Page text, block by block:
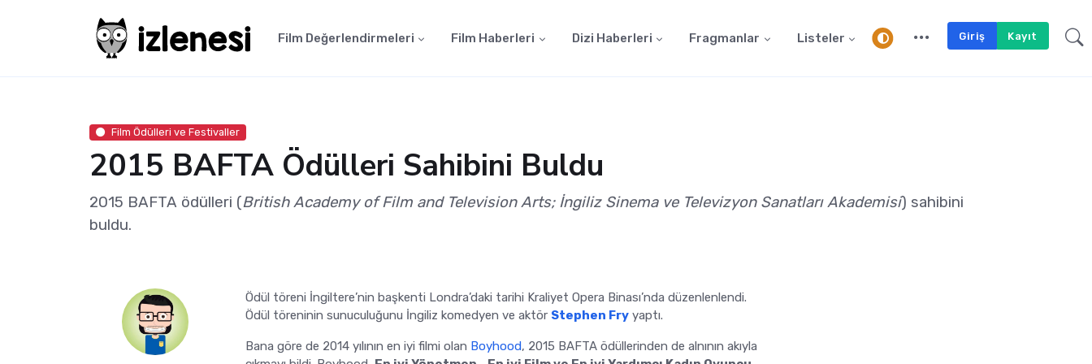
Film Değerlendirmeleri Film Haberleri Dizi Haberleri Fragmanlar Listeler Giriş Kayıt
Film Ödülleri ve Festivaller
2015 BAFTA Ödülleri Sahibini Buldu
2015 BAFTA ödülleri (British Academy of Film and Television Arts; İngiliz Sinema ve Televizyon Sanatları Akademisi) sahibini
buldu.
Ödül töreni İngiltere’nin başkenti Londra’daki tarihi Kraliyet Opera Binası’nda düzenlenlendi.
Ödül töreninin sunuculuğunu İngiliz komedyen ve aktör Stephen Fry yaptı.
Bana göre de 2014 yılının en iyi filmi olan Boyhood, 2015 BAFTA ödüllerinden de alnının akıyla